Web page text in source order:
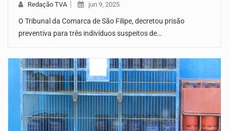
Redação TVA jun 9, 2025
O Tribunal da Comarca de São Filipe, decretou prisão
preventiva para três indivíduos suspeitos de…